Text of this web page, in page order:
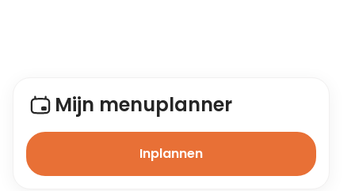
Mijn menuplanner
Inplannen